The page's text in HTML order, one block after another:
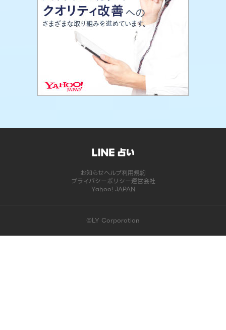
お知らせヘルプ利用規約
プライバシーポリシー運営会社
Yahoo! JAPAN
©LY Corporation
このコンテンツは掲載が終了しました | LINE占い